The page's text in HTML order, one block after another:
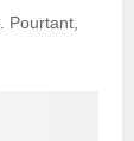
Pourtant,